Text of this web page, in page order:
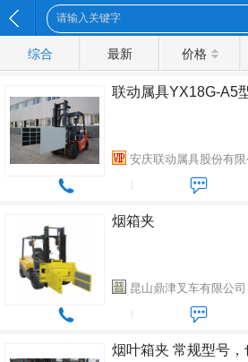
综合 最新 价格
联动属具YX18G-A5
安庆联动属具股份有限
烟箱夹
昆山鼎津叉车有限公司
烟叶箱夹 常规型号，